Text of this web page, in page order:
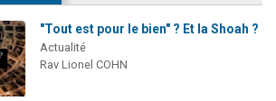
"Tout est pour le bien" ? Et la Shoah ?
Actualité
Rav Lionel COHN